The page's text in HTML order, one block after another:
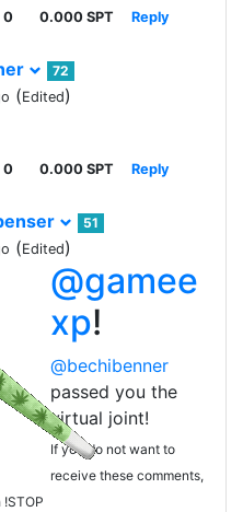
0 0.000 SPT Reply
72
(Edited)
0 0.000 SPT Reply
51
(Edited)
@gamee
xp!
@bechibenner
passed you the
virtual joint!
If you do not want to
receive these comments,